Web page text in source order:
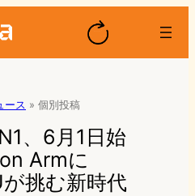
ース » 個別投稿
、6月1日始
Armに
挑む新時代